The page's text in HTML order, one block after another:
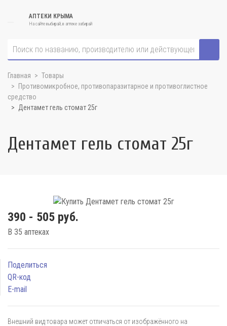
АПТЕКИ КРЫМА
На сайте выбирай, в аптеке забирай
Главная
Товары
Противомикробное, противопаразитарное и противоглистное
средство
Дентамет гель стомат 25г
Дентамет гель стомат 25г
390 - 505 руб.
В 35 аптеках
Поделиться
QR-код
E-mail
Внешний вид товара может отличаться от изображённого на